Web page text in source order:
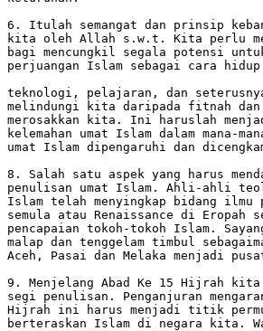
6. Itulah semangat dan prinsip
kita oleh Allah s.w.t. Kita perlu
bagi mencungkil segala potensi
perjuangan Islam sebagai cara
teknologi, pelajaran, dan
melindungi kita daripada fitnah dan
merosakkan kita. Ini haruslah
kelemahan umat Islam dalam mana-
umat Islam dipengaruhi dan
8. Salah satu aspek yang harus
penulisan umat Islam. Ahli-ahli
Islam telah menyingkap bidang ilmu
semula atau Renaissance di Eropah
pencapaian tokoh-tokoh Islam.
malap dan tenggelam timbul
Aceh, Pasai dan Melaka menjadi
9. Menjelang Abad Ke 15 Hijrah
segi penulisan. Penganjuran
Hijrah ini harus menjadi titik
berteraskan Islam di negara kita.